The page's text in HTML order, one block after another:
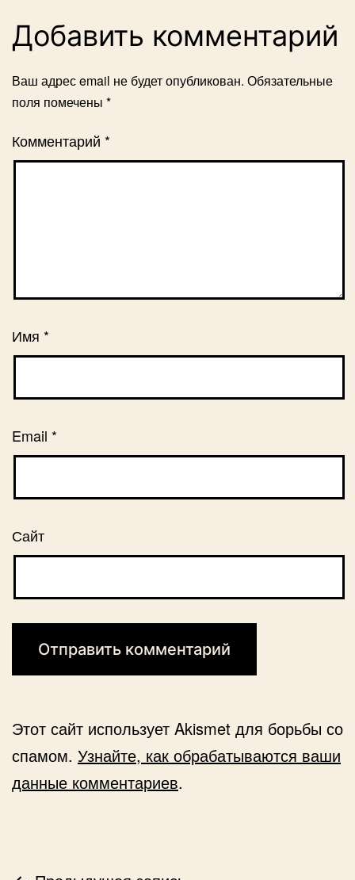
Добавить комментарий
Ваш адрес email не будет опубликован. Обязательные
поля помечены *
Комментарий *
Имя *
Email *
Сайт
Этот сайт использует Akismet для борьбы со
спамом. Узнайте, как обрабатываются ваши
данные комментариев.